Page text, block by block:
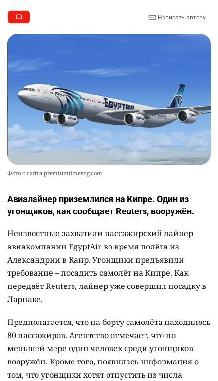
Написать автору
Фото с сайта premiumtimesng.com
Авиалайнер приземлился на Кипре. Один из
угонщиков, как сообщает Reuters, вооружён.
Неизвестные захватили пассажирский лайнер
авиакомпании EgyptAir во время полёта из
Александрии в Каир. Угонщики предъявили
требование – посадить самолёт на Кипре. Как
передаёт Reuters, лайнер уже совершил посадку в
Ларнаке.
Предполагается, что на борту самолёта находилось
80 пассажиров. Агентство отмечает, что по
меньшей мере один человек среди угонщиков
вооружён. Кроме того, появилась информация о
том, что угонщики хотят отпустить из числа